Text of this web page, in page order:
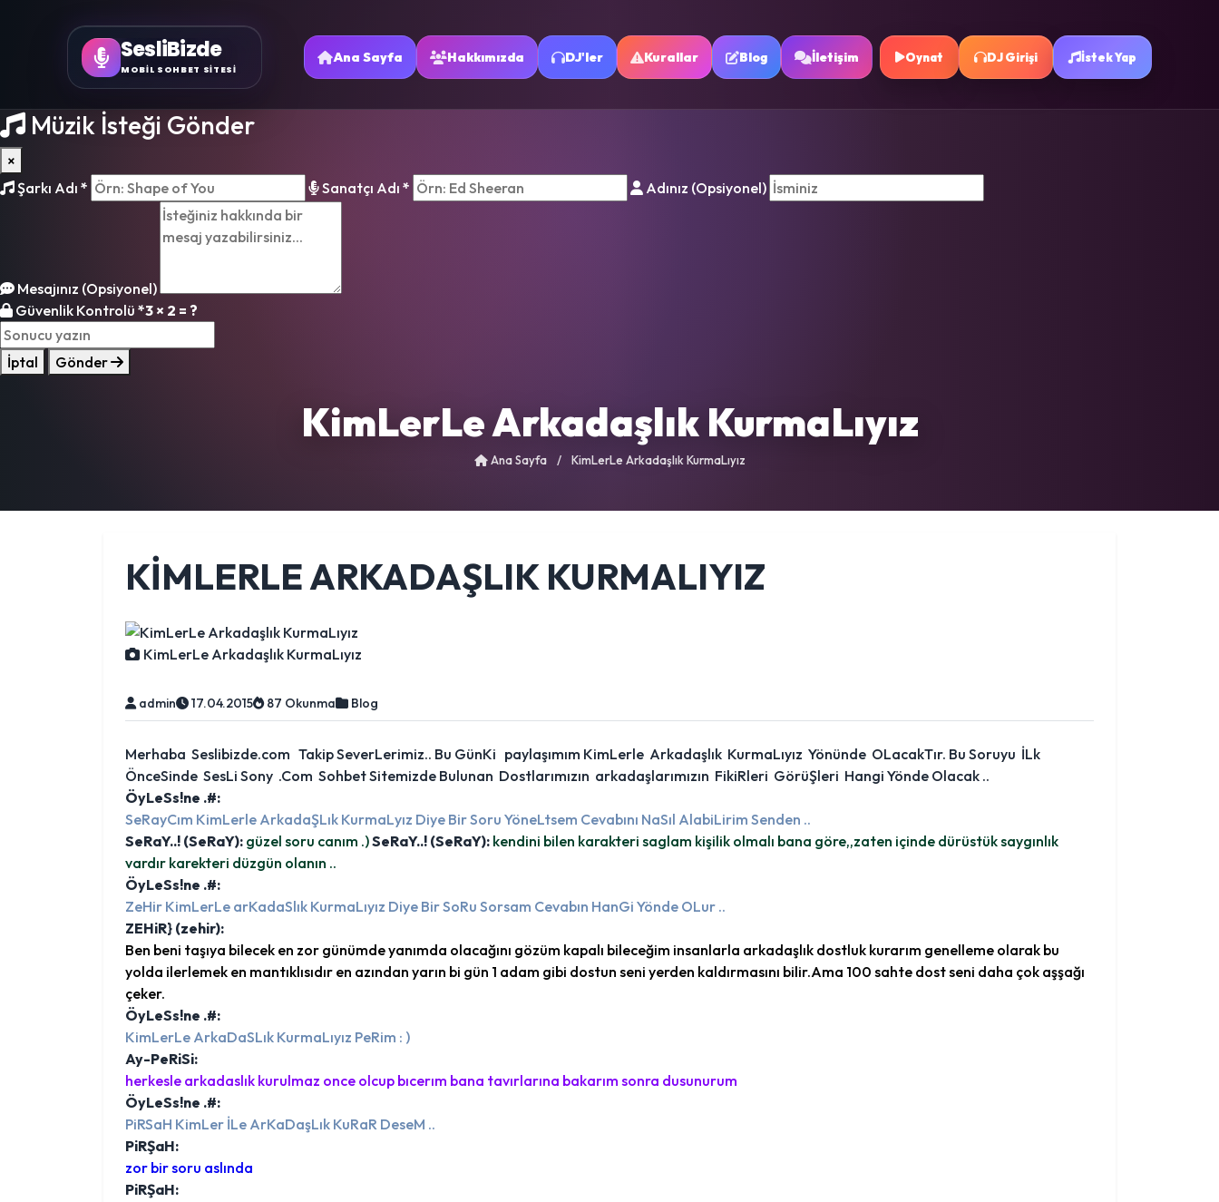
SesliBizde
MOBİL SOHBET SİTESİ
Ana Sayfa Hakkımızda DJ'ler Kurallar Blog İletişim Oynat DJ Girişi İstek Yap
Müzik İsteği Gönder
×
Şarkı Adı * Sanatçı Adı * Adınız (Opsiyonel)
Mesajınız (Opsiyonel)
Güvenlik Kontrolü *3 × 2 = ?
İptal Gönder
KimLerLe Arkadaşlık KurmaLıyız
Ana Sayfa / KimLerLe Arkadaşlık KurmaLıyız
KIMLERLE ARKADAŞLIK KURMALIYIZ
KimLerLe Arkadaşlık KurmaLıyız
admin 17.04.2015 87 Okunma Blog
Merhaba Seslibizde.com Takip SeverLerimiz.. Bu GünKi paylaşımım KimLerle Arkadaşlık KurmaLıyız Yönünde OLacakTır. Bu Soruyu İLk
ÖnceSinde SesLi Sony .Com Sohbet Sitemizde Bulunan Dostlarımızın arkadaşlarımızın FikiRleri GörüŞleri Hangi Yönde Olacak ..
ÖyLeSs!ne .#:
SeRayCım KimLerle ArkadaŞLık KurmaLyız Diye Bir Soru YöneLtsem Cevabını NaSıl AlabiLirim Senden ..
SeRaY..! (SeRaY): güzel soru canım .)SeRaY..! (SeRaY): kendini bilen karakteri saglam kişilik olmalı bana göre,,zaten içinde dürüstük saygınlık
vardır karekteri düzgün olanın ..
ÖyLeSs!ne .#:
ZeHir KimLerLe arKadaSlık KurmaLıyız Diye Bir SoRu Sorsam Cevabın HanGi Yönde OLur ..
ZEHiR} (zehir):
Ben beni taşıya bilecek en zor günümde yanımda olacağını gözüm kapalı bileceğim insanlarla arkadaşlık dostluk kurarım genelleme olarak bu
yolda ilerlemek en mantıklısıdır en azından yarın bi gün 1 adam gibi dostun seni yerden kaldırmasını bilir.Ama 100 sahte dost seni daha çok aşşağı
çeker.
ÖyLeSs!ne .#:
KimLerLe ArkaDaSLık KurmaLıyız PeRim : )
Ay-PeRiSi:
herkesle arkadaslık kurulmaz once olcup bıcerım bana tavırlarına bakarım sonra dusunurum
ÖyLeSs!ne .#:
PiRSaH KimLer İLe ArKaDaşLık KuRaR DeseM ..
PiRŞaH:
zor bir soru aslında
PiRŞaH: